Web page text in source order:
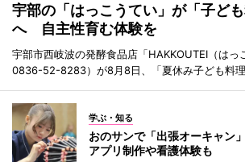
宇部の「はっこうてい」が「子ど
へ 自主性育む体験を
宇部市西岐波の発酵食品店「HAKKOUTEI（はっ
0836-52-8283）が8月8日、「夏休み子ども料理
学ぶ・知る
おのサンで「出張オーキャン
アプリ制作や看護体験も